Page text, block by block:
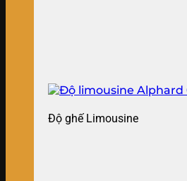
Độ ghế Limousine